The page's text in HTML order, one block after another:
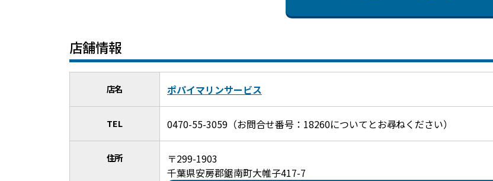
店舗情報
店名 ポパイマリンサービス
TEL 0470-55-3059（お問合せ番号：18260についてとお尋ねください）
住所
〒299-1903
千葉県安房郡鋸南町大帷子417-7